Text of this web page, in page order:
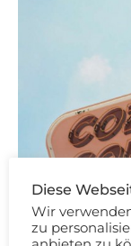
Diese
Wir
zu